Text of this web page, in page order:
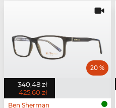
340,48 zł
425,60 zł
20 %
Ben Sherman